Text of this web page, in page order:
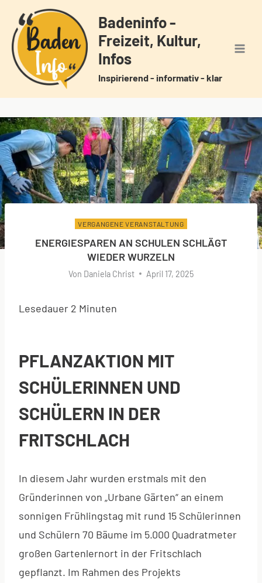
Inhalt
springen
Badeninfo -
Freizeit, Kultur,
Infos
Inspirierend - informativ - klar
VERGANGENE VERANSTALTUNG
ENERGIESPAREN AN SCHULEN SCHLÄGT
WIEDER WURZELN
Von Daniela Christ April 17, 2025
Lesedauer 2 Minuten
PFLANZAKTION MIT
SCHÜLERINNEN UND
SCHÜLERN IN DER
FRITSCHLACH
In diesem Jahr wurden erstmals mit den
Gründerinnen von „Urbane Gärten“ an einem
sonnigen Frühlingstag mit rund 15 Schülerinnen
und Schülern 70 Bäume im 5.000 Quadratmeter
großen Gartenlernort in der Fritschlach
gepflanzt. Im Rahmen des Projekts